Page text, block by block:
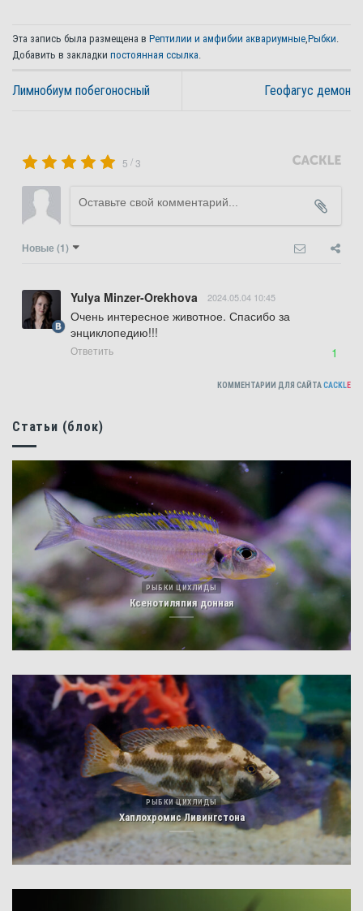
Эта запись была размещена в Рептилии и амфибии аквариумные Рыбки
Добавить в закладки постоянная ссылка
Лимнобиум побегоносный Геофагус демон
5 /3
Новые (1)
Yulya Minzer-Orekhova 2024.05.04 10:45
Очень интересное животное. Спасибо за
энциклопедию!!!
Ответить 1
КОММЕНТАРИИ ДЛЯ САЙТАCACKLE
Статьи (блок)
РЫБКИ ЦИХЛИДЫ
Ксенотиляпия донная
РЫБКИ ЦИХЛИДЫ
Хаплохромис Ливингстона